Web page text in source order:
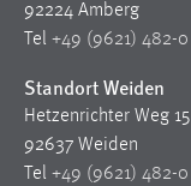
92224 Amberg
Tel +49 (9621) 482-0
Standort Weiden
Hetzenrichter Weg 15
92637 Weiden
Tel +49 (9621) 482-0